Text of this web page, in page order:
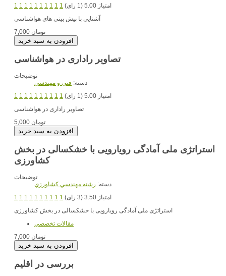
1 1 1 1 1 1 1 1 1 1
امتیاز 5.00 (1 رای)
آشنایی با پیش بینی های هواشناسی
7,000 تومان
تصاویر راداری در هواشناسی
توضیحات
دسته: فنی و مهندسی
1 1 1 1 1 1 1 1 1 1
امتیاز 5.00 (1 رای)
5,000 تومان
استراتژی ملی آمادگی رویارویی با خشکسالی در بخش
کشاورزی
توضیحات
دسته: رشته مهندسي کشاورزي
1 1 1 1 1 1 1 1 1 1
امتیاز 3.50 (3 رای)
استراتژی ملی آمادگی رویارویی با خشکسالی در بخش کشاورزی
مقالات تخصصي
7,000 تومان
بررسی در اقلیم